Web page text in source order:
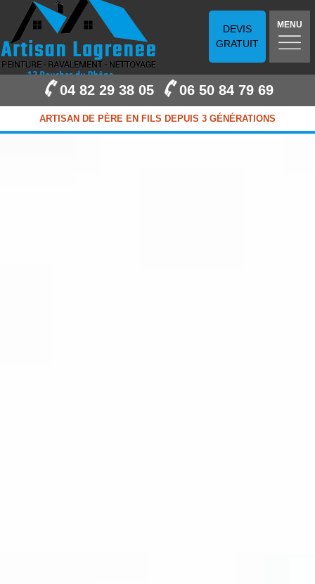
DEVIS
GRATUIT
MENU
04 82 29 38 05 06 50 84 79 69
ARTISAN DE PÈRE EN FILS DEPUIS 3 GÉNÉRATIONS